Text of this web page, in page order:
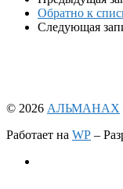
Обратно к
Следующая
© 2026 АЛЬМАНАХ
Работает на WP –